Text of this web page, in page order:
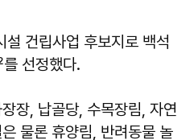
건립사업 후보지로 백석
선정했다.
장, 납골당, 수목장림, 자연
물론 휴양림, 반려동물 놀